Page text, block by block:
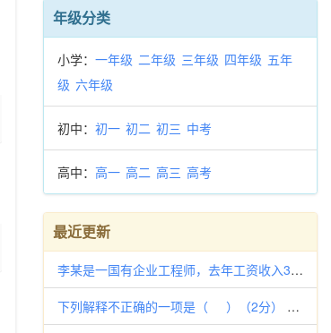
年级分类
小学： 一年级 二年级 三年级 四年级 五年
级 六年级
初中： 初一 初二 初三 中考
高中： 高一 高二 高三 高考
最近更新
李某是一国有企业工程师，去年工资收入36000元，奖金8000元，个人专利转让收入5000元；其妻开一家个体杂货店，年收
下列解释不正确的一项是（ ）（2分） A．人迹罕至：少有人来。涉足 ：指进入某种环境或生活范围。 B．骊歌：告别